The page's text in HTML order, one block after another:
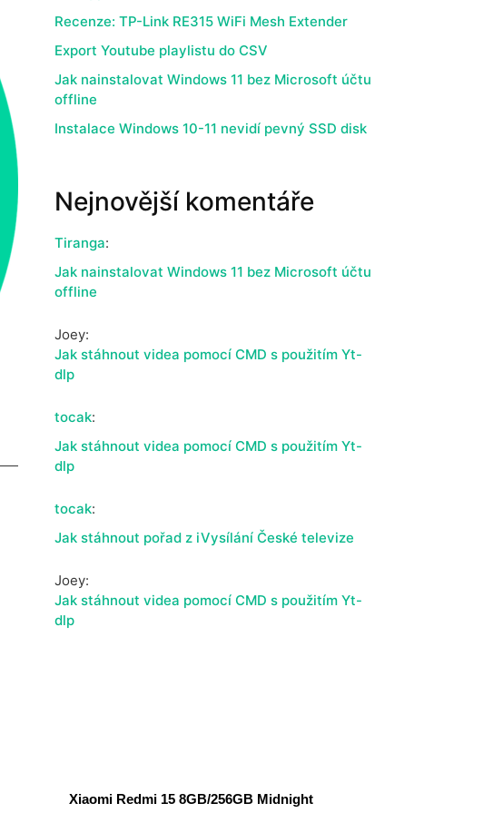
Recenze: TP-Link RE315 WiFi Mesh Extender
Export Youtube playlistu do CSV
Jak nainstalovat Windows 11 bez Microsoft účtu
offline
Instalace Windows 10-11 nevidí pevný SSD disk
Nejnovější komentáře
Tiranga:
Jak nainstalovat Windows 11 bez Microsoft účtu
offline
Joey:
Jak stáhnout videa pomocí CMD s použitím Yt-
dlp
tocak:
Jak stáhnout videa pomocí CMD s použitím Yt-
dlp
tocak:
Jak stáhnout pořad z iVysílání České televize
Joey:
Jak stáhnout videa pomocí CMD s použitím Yt-
dlp